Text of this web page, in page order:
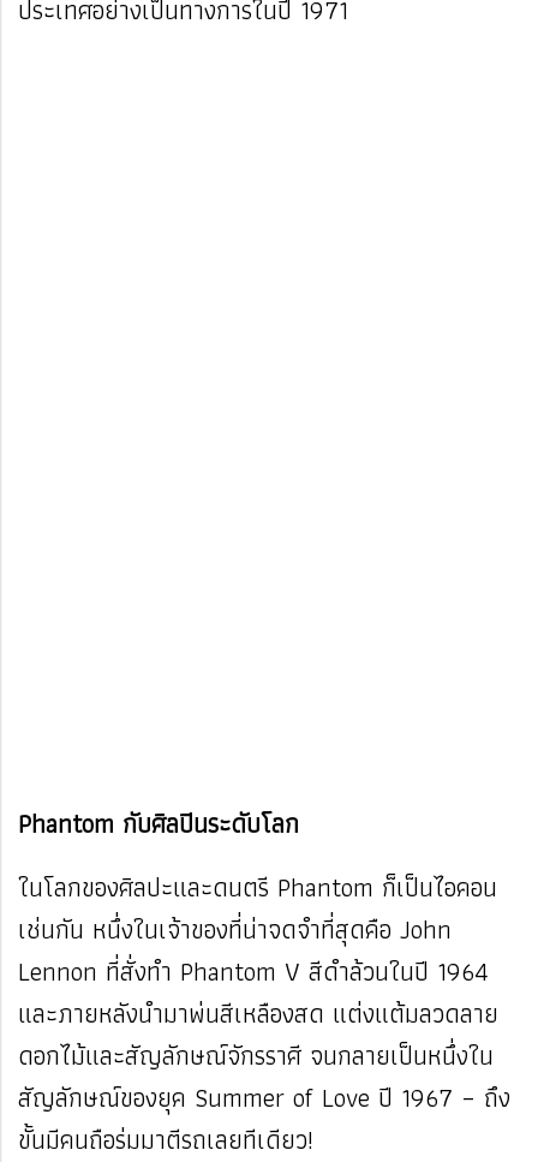
ประเทศอย่างเป็นทางการในปี 1971
Phantom กับศิลปินระดับโลก
ในโลกของศิลปะและดนตรี Phantom ก็เป็นไอคอน
เช่นกัน หนึ่งในเจ้าของที่น่าจดจำที่สุดคือ John
Lennon ที่สั่งทำ Phantom V สีดำล้วนในปี 1964
และภายหลังนำมาพ่นสีเหลืองสด แต่งแต้มลวดลาย
ดอกไม้และสัญลักษณ์จักรราศี จนกลายเป็นหนึ่งใน
สัญลักษณ์ของยุค Summer of Love ปี 1967 – ถึง
ขั้นมีคนถือร่มมาตีรถเลยทีเดียว!